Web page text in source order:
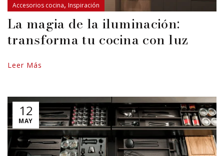
Accesorios cocina, Inspiración
La magia de la iluminación:
transforma tu cocina con luz
Leer Más
12
MAY